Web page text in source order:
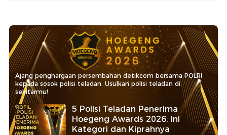
Ajang penghargaan persembahan detikcom bersama POLRI
kepada sosok polisi teladan. Usulkan polisi teladan di
sekitarmu!
5 Polisi Teladan Penerima
Hoegeng Awards 2026, Ini
Kategori dan Kiprahnya